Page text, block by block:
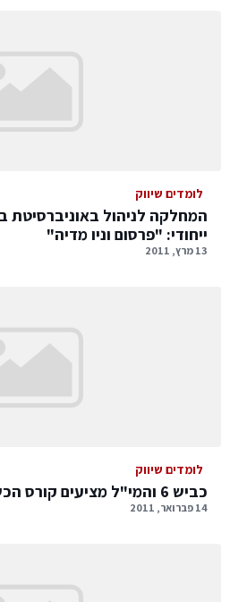
לומדים שיווק
המחלקה לניהול באוניברסיטת
ייחודי: "פרסום וניו מדיה"
13 מרץ, 2011
לומדים שיווק
כביש 6 והמי"ל מציעים קורס הכשרה בשירות לקוחות
14 פברואר, 2011